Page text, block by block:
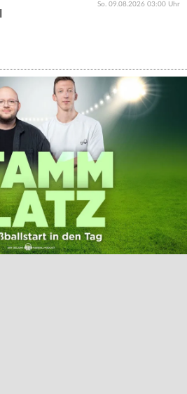
So. 09.08.2026 03:00 Uhr